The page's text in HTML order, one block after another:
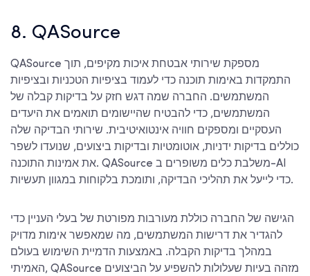
8. QASource
QASource מספקת שירותי אבטחת איכות מקיפים, תוך
התמקדות באימות תוכנה כדי לעמוד בציפיות הטכניות ובציפיות
המשתמשים. החברה שמה דגש חזק על בדיקות קבלה של
המשתמשים, כדי להבטיח שהיישומים תואמים את היעדים
העסקיים ומספקים חוויה אינטואיטיבית. שירותי הבדיקה שלה
כוללים בדיקות ידניות, אוטומטיות ובדיקות ביצועים, שנועדו לשפר
את אמינות התוכנה. QASource משלבת כלים משופרים ב-AI
כדי לייעל את תהליכי הבדיקה, ותומכת בלקוחות במגוון תעשיות.
הגישה של החברה כוללת מעורבות מפורטת של בעלי העניין כדי
להגדיר את דרישות המשתמשים, מה שמאפשר אימות מדויק
במהלך בדיקות הקבלה. באמצעות הדמיית השימוש בעולם
האמיתי, QASource מזהה בעיות שעלולות להשפיע על הביצועים